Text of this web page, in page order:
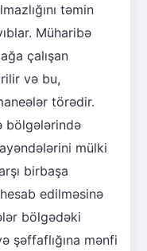
təmin
Müharibə
çalışan
və bu,
törədir.
bölgələrində
mülki
birbaşa
edilməsinə
bölgədəki
şəffaflığına mənfi